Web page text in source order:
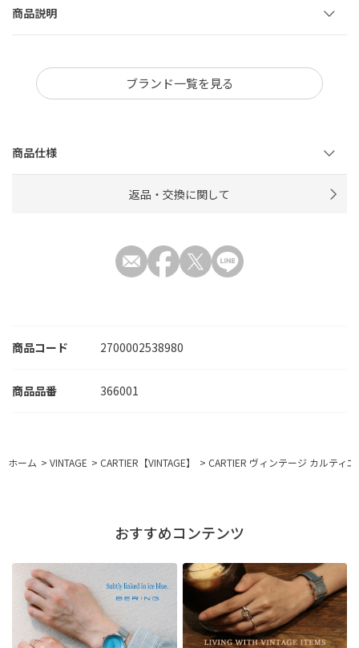
商品コード 2700002538980
366001
商品説明
ブランド一覧を見る
商品仕様
返品・交換に関して
ホーム > VINTAGE > CARTIER【VINTAGE】 > CARTIER ヴィンテージ カルティ
おすすめコンテンツ